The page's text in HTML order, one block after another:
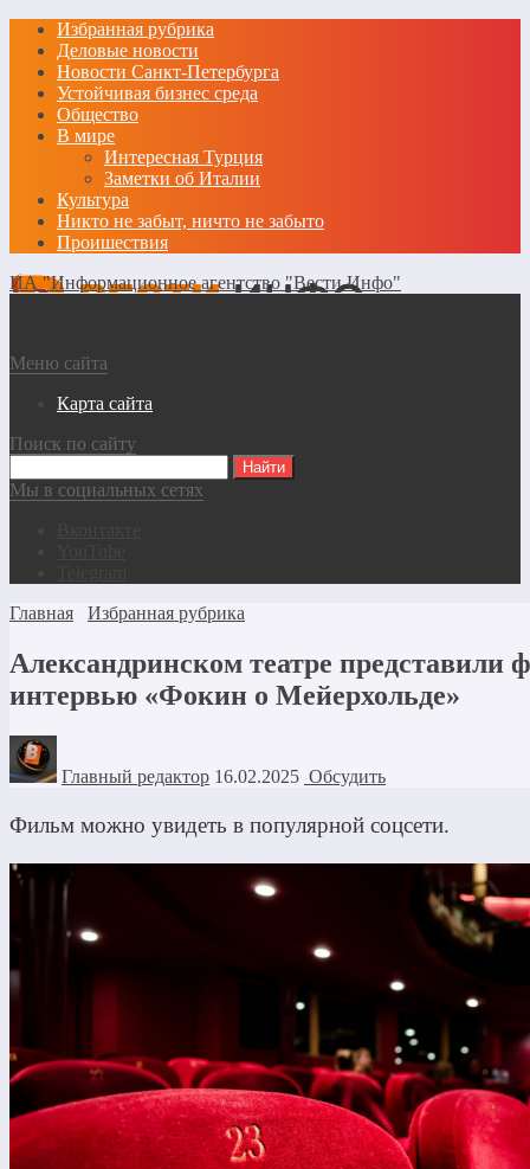
Избранная рубрика
Деловые новости
Новости Санкт-Петербурга
Устойчивая бизнес среда
Общество
В мире
Интересная Турция
Заметки об Италии
Культура
Никто не забыт, ничто не забыто
Проишествия
ИА "Информационное агентство "Вести Инфо"
Меню сайта
Карта сайта
Поиск по сайту
Мы в социальных сетях
Главная
Избранная рубрика
Александринском театре представили
интервью «Фокин о Мейерхольде»
Главный редактор 16.02.2025 Обсудить
Фильм можно увидеть в популярной соцсети.